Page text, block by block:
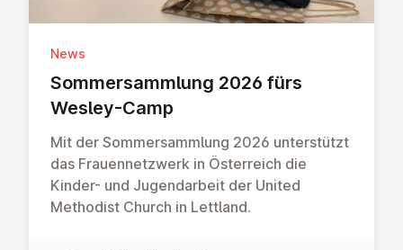
News
Som­mer­samm­lung 2026 fürs
Wesley-Camp
Mit der Sommersammlung 2026 unterstützt
das Frauennetzwerk in Österreich die
Kinder- und Jugendarbeit der United
Methodist Church in Lettland.